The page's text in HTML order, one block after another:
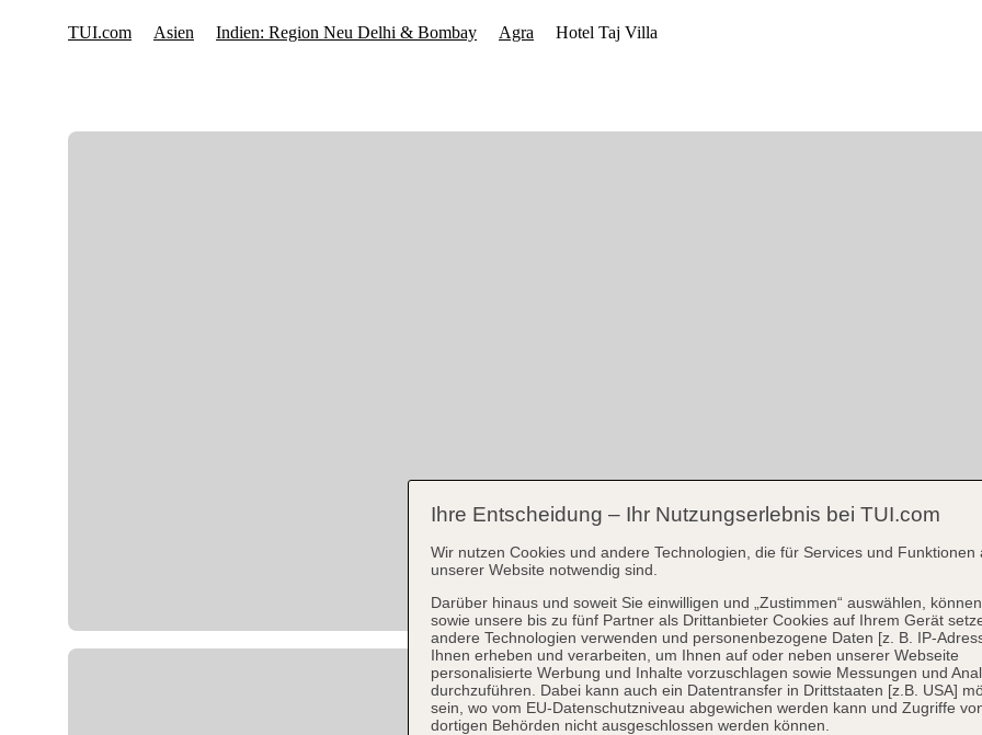
Ihre Entscheidung – Ihr Nutzungserlebnis bei TUI.com
Wir nutzen Cookies und andere Technologien, die für Services und Funktionen
unserer Website notwendig sind.
Darüber hinaus und soweit Sie einwilligen und „Zustimmen“ auswählen,
sowie unsere bis zu fünf Partner als Drittanbieter Cookies auf Ihrem Gerät
andere Technologien verwenden und personenbezogene Daten [z. B. IP-
Ihnen erheben und verarbeiten, um Ihnen auf oder neben unserer Webseite
personalisierte Werbung und Inhalte vorzuschlagen sowie Messungen und
durchzuführen. Dabei kann auch ein Datentransfer in Drittstaaten [z.B. USA]
sein, wo vom EU-Datenschutzniveau abgewichen werden kann und Zugriffe
dortigen Behörden nicht ausgeschlossen werden können.